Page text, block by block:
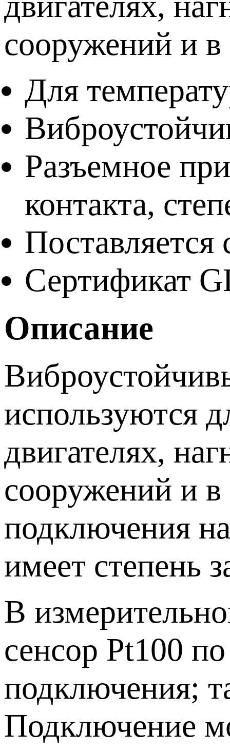
сооружений и в
Для
Разъемное
контакта,
Поставляется
Сертификат
Описание
используются
двигателях,
сооружений и в
подключения
имеет степень
В
сенсор Pt100
подключения;
Подключение